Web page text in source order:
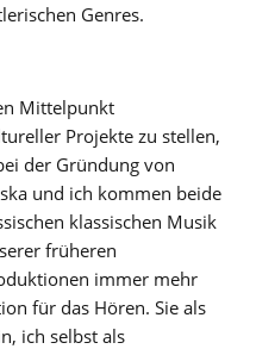
Genres.
Mittelpunkt
Projekte zu stellen,
der Gründung von
und ich kommen beide
klassischen Musik
früheren
immer mehr
für das Hören. Sie als
ich selbst als